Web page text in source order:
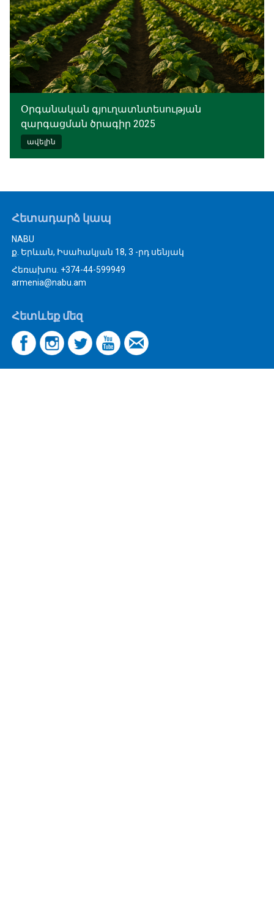
Օրգանական գյուղատնտեսության
զարգացման ծրագիր 2025
ավելին
Հետադարձ կապ
NABU
ք. Երևան, Իսահակյան 18, 3 -րդ սենյակ
Հեռախոս. +374-44-599949
armenia@nabu.am
Հետևեք մեզ